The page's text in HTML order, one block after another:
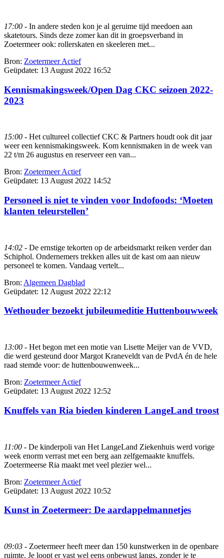
17:00 - In andere steden kon je al geruime tijd meedoen aan
skatetours. Sinds deze zomer kan dit in groepsverband in
Zoetermeer ook: rollerskaten en skeeleren met...
Bron: Zoetermeer Actief
Geüpdatet: 13 August 2022 16:52
Kennismakingsweek/Open Dag CKC seizoen 2022-
2023
15:00 - Het cultureel collectief CKC & Partners houdt ook dit jaar
weer een kennismakingsweek. Kom kennismaken in de week van
22 t/m 26 augustus en reserveer een van...
Bron: Zoetermeer Actief
Geüpdatet: 13 August 2022 14:52
Personeel is niet te vinden voor Indofoods: ‘Moeten
klanten teleurstellen’
14:02 - De ernstige tekorten op de arbeidsmarkt reiken verder dan
Schiphol. Ondernemers trekken alles uit de kast om aan nieuw
personeel te komen. Vandaag vertelt...
Bron: Algemeen Dagblad
Geüpdatet: 12 August 2022 22:12
Wethouder bezoekt jubileumeditie Huttenbouwweek
13:00 - Het begon met een motie van Lisette Meijer van de VVD,
die werd gesteund door Margot Kraneveldt van de PvdA én de hele
raad stemde voor: de huttenbouwenweek...
Bron: Zoetermeer Actief
Geüpdatet: 13 August 2022 12:52
Knuffels van Ria bieden kinderen LangeLand troost
11:00 - De kinderpoli van Het LangeLand Ziekenhuis werd vorige
week enorm verrast met een berg aan zelfgemaakte knuffels.
Zoetermeerse Ria maakt met veel plezier wel...
Bron: Zoetermeer Actief
Geüpdatet: 13 August 2022 10:52
Kunst in Zoetermeer: De aardappelmannetjes
09:03 - Zoetermeer heeft meer dan 150 kunstwerken in de openbare
ruimte. Je loopt er vast wel eens onbewust langs, zonder je te